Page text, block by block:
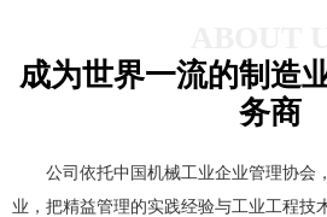
公司依托中国机械工业企业管理协会
业，把精益管理的实践经验与工业工程技
成为世界一流的制造
务商